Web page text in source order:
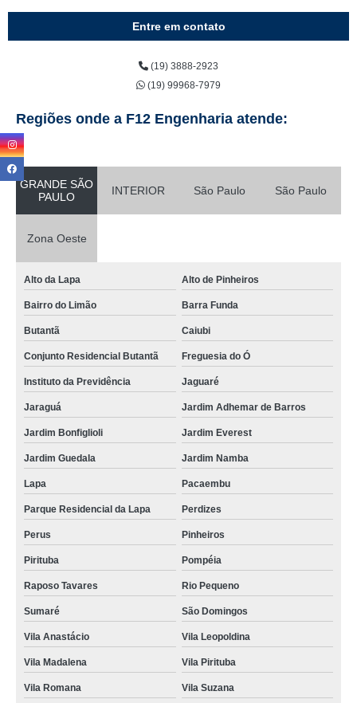
Entre em contato
(19) 3888-2923
(19) 99968-7979
Regiões onde a F12 Engenharia atende:
GRANDE SÃO
PAULO
INTERIOR São Paulo São Paulo
Zona Oeste
Alto da Lapa Alto de Pinheiros
Bairro do Limão Barra Funda
Butantã Caiubi
Conjunto Residencial Butantã Freguesia do Ó
Instituto da Previdência Jaguaré
Jaraguá Jardim Adhemar de Barros
Jardim Bonfiglioli Jardim Everest
Jardim Guedala Jardim Namba
Lapa Pacaembu
Parque Residencial da Lapa Perdizes
Perus Pinheiros
Pirituba Pompéia
Raposo Tavares Rio Pequeno
Sumaré São Domingos
Vila Anastácio Vila Leopoldina
Vila Madalena Vila Pirituba
Vila Romana Vila Suzana